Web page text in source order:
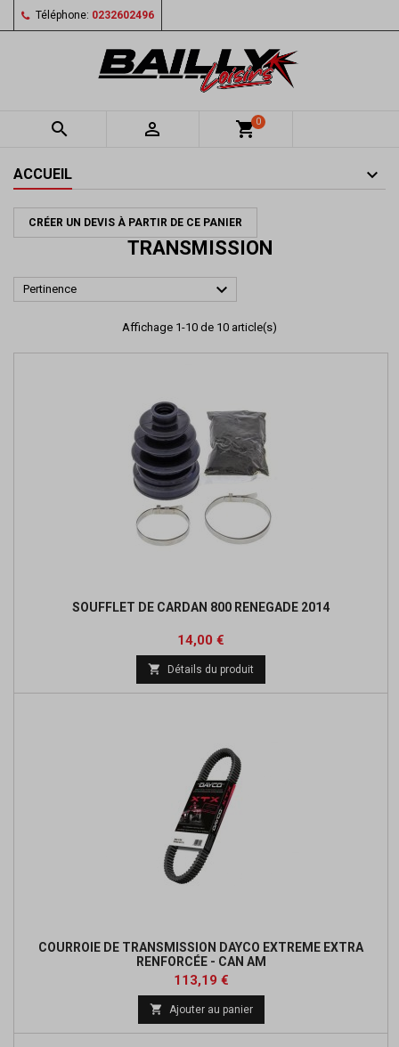
Téléphone: 0232602496
  shopping_cart0
ACCUEIL
CRÉER UN DEVIS À PARTIR DE CE PANIER
TRANSMISSION
Pertinence 
Affichage 1-10 de 10 article(s)
SOUFFLET DE CARDAN 800 RENEGADE 2014
Prix
14,00 €
base
 Détails du produit
COURROIE DE TRANSMISSION DAYCO EXTREME EXTRA
RENFORCÉE - CAN AM
Prix
113,19 €Prix
de
base
 Ajouter au panier